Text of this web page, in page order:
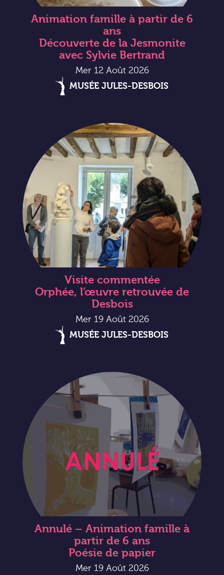
Animation famille à partir de 6
ans
Découverte de la Jesmonite
avec Sylvie Bertrand
Mer 12 Août 2026
MUSÉE JULES-DESBOIS
Visite commentée
Orphée, l’œuvre retrouvée de
Desbois
Mer 19 Août 2026
MUSÉE JULES-DESBOIS
Annulé – Animation famille à
partir de 6 ans
Poésie de papier
Mer 19 Août 2026